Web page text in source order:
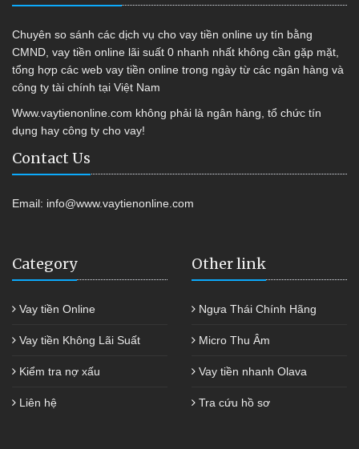
Chuyên so sánh các dịch vụ cho vay tiền online uy tín bằng
CMND, vay tiền online lãi suất 0 nhanh nhất không cần gặp mặt,
tổng hợp các web vay tiền online trong ngày từ các ngân hàng và
công ty tài chính tại Việt Nam
Www.vaytienonline.com không phải là ngân hàng, tổ chức tín
dụng hay công ty cho vay!
Contact Us
Email: info@www.vaytienonline.com
Category
Vay tiền Online
Vay tiền Không Lãi Suất
Kiểm tra nợ xấu
Liên hệ
Other link
Ngựa Thái Chính Hãng
Micro Thu Âm
Vay tiền nhanh Olava
Tra cứu hồ sơ